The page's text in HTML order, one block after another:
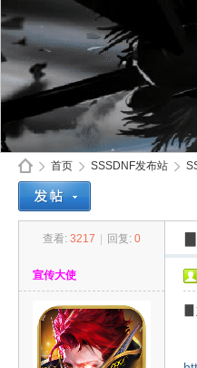
首页
›
SSSDNF发布站
查看: 3217 回复: 0
宣传大使
▊